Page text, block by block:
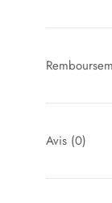
Avis (0)